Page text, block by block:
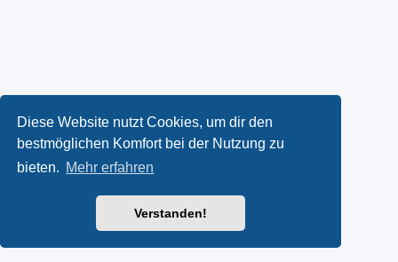
Diese Website nutzt Cookies, um dir den
bestmöglichen Komfort bei der Nutzung zu
bieten. Mehr erfahren
Verstanden!